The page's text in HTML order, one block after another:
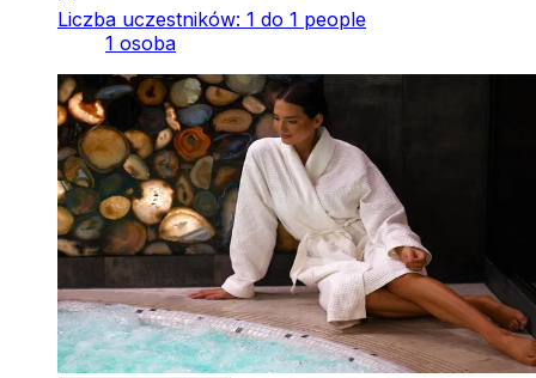
Liczba uczestników: 1 do 1 people
1 osoba